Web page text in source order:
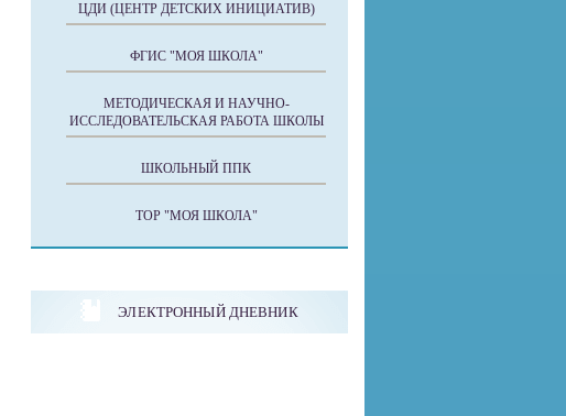
ЦДИ (ЦЕНТР ДЕТСКИХ ИНИЦИАТИВ)
ФГИС "МОЯ ШКОЛА"
МЕТОДИЧЕСКАЯ И НАУЧНО-
ИССЛЕДОВАТЕЛЬСКАЯ РАБОТА ШКОЛЫ
ШКОЛЬНЫЙ ППК
ТОР "МОЯ ШКОЛА"
ЭЛЕКТРОННЫЙ ДНЕВНИК